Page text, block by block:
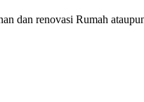
dan renovasi Rumah